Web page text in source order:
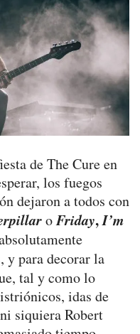
de The Cure en
los fuegos
dejaron a todos con
oFriday,I’m
, y para decorar la
tal y como lo
idas de
siquiera Robert